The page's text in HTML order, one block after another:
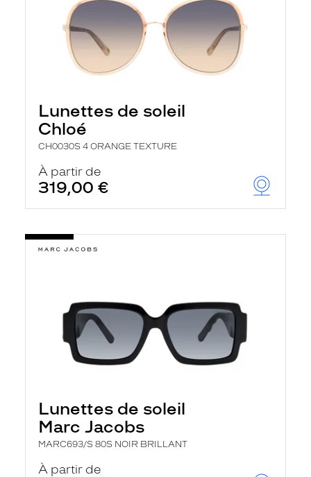
Lunettes de soleil
Chloé
CH0030S 4 ORANGE TEXTURE
À partir de
319,00 €
Lunettes de soleil
Marc Jacobs
MARC693/S 80S NOIR BRILLANT
À partir de